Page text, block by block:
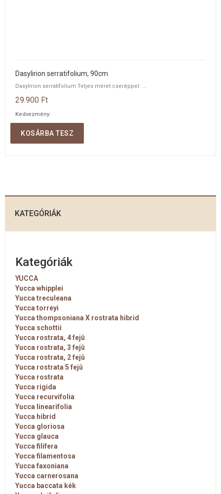
Dasylirion serratifolium, 90cm
Dasylirion serratifolium Teljes méret cseréppel: ...
29.900 Ft
Kedvezmény:
Mennyiség:
KOSÁRBA TESZ
KATEGÓRIÁK
Kategóriák
YUCCA
Yucca whipplei
Yucca treculeana
Yucca torreyi
Yucca thompsoniana X rostrata hibrid
Yucca schottii
Yucca rostrata, 4 fejû
Yucca rostrata, 3 fejû
Yucca rostrata, 2 fejû
Yucca rostrata 5 fejû
Yucca rostrata
Yucca rigida
Yucca recurvifolia
Yucca linearifolia
Yucca hibrid
Yucca gloriosa
Yucca glauca
Yucca filifera
Yucca filamentosa
Yucca faxoniana
Yucca carnerosana
Yucca baccata kék